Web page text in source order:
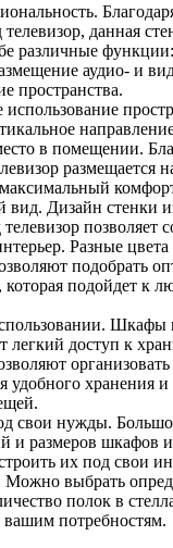
данная
различные
аудио- и
пространства.
в помещении.
размещается
вид. Дизайн стенки
позволяет
Разные
подобрать
подойдет к
Шкафы
легкий доступ к
удобного хранения
свои нужды.
и размеров шкафов
их под свои
Можно выбрать
полок в
вашим потребностям.